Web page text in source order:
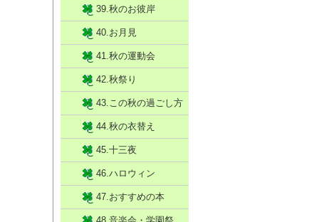
39.秋のお彼岸
40.お月見
41.秋の運動会
42.秋祭り
43.この秋の過ごし方
44.秋の衣替え
45.十三夜
46.ハロウィン
47.おすすめの本
48.音楽会・学園祭